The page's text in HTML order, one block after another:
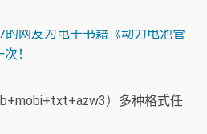
的网友为电子书籍《动力电池管
！
）多种格式任